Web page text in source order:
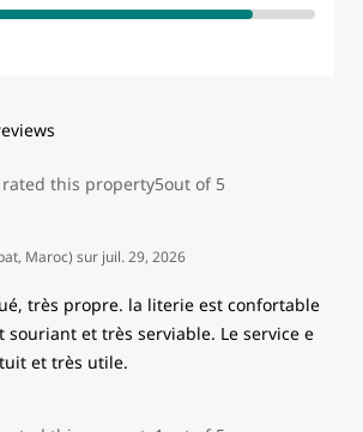
Maroc) sur juil. 29, 2026
très propre. la literie est confortable
souriant et très serviable. Le service e
et très utile.